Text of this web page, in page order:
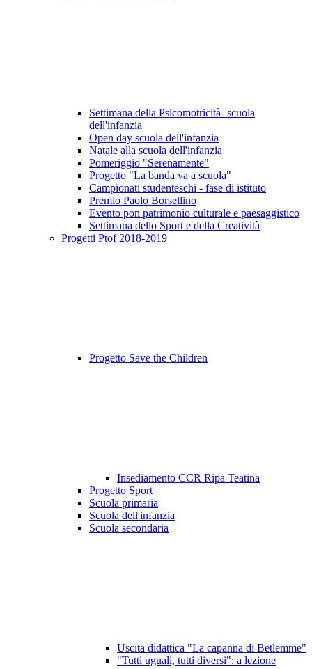
Settimana della Psicomotricità- scuola
dell'infanzia
Open day scuola dell'infanzia
Natale alla scuola dell'infanzia
Pomeriggio "Serenamente"
Progetto "La banda va a scuola"
Campionati studenteschi - fase di istituto
Premio Paolo Borsellino
Evento pon patrimonio culturale e paesaggistico
Settimana dello Sport e della Creatività
Progetti Ptof 2018-2019
Progetto Save the Children
Insediamento CCR Ripa Teatina
Progetto Sport
Scuola primaria
Scuola dell'infanzia
Scuola secondaria
Uscita didattica "La capanna di Betlemme"
"Tutti uguali, tutti diversi": a lezione